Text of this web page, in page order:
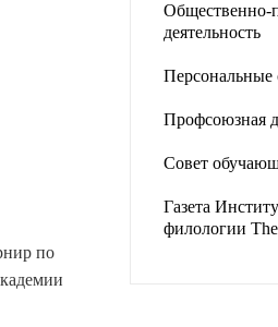
по
Общественно-
деятельность
Персональные
Профсоюзная
Совет
Газета
филологии